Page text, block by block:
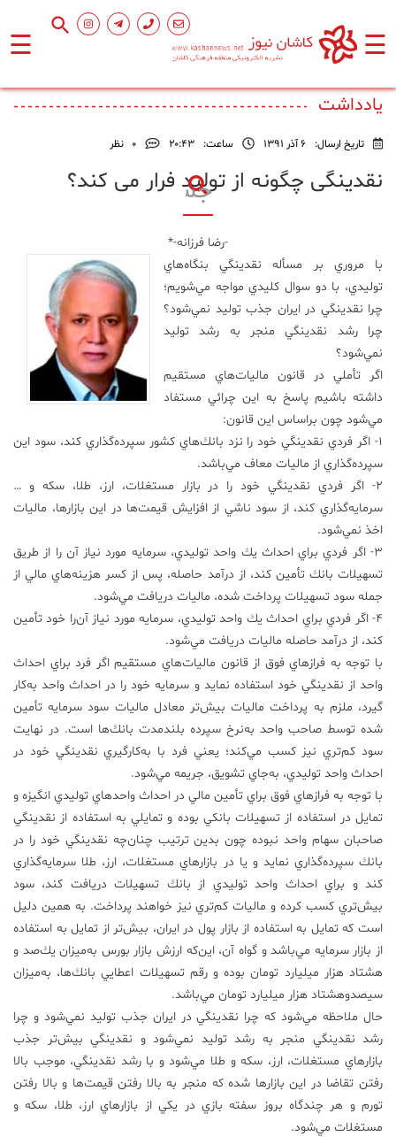
☰ ☰
اصلی
ورزشی
محیط
زیست
علم
و
فناوری
عکس
پادکست
مجله
فرهنگی
و
هنری
یادداشت
تاریخ ارسال: 6 آذر 1391 ساعت: ۲۰:۴۳ 0 نظر
نقدینگی چگونه از تولید فرار می کند؟
-رضا فرزانه-*
با مروري بر مسأله نقدينگي بنگاه‌هاي
توليدي، با دو سوال كليدي مواجه مي‌شويم؛
چرا نقدينگي در ايران جذب توليد نمي‌شود؟
چرا رشد نقدينگي منجر به رشد توليد
نمي‌شود؟
اگر تأملي در قانون ماليات‌هاي مستقيم
داشته باشيم پاسخ به اين چرائي مستفاد
مي‌شود چون براساس اين قانون:
1- اگر فردي نقدينگي خود را نزد بانك‌هاي كشور سپرده‌گذاري كند، سود اين
سپرده‌گذاري از ماليات معاف مي‌باشد.
2- اگر فردي نقدينگي خود را در بازار مستغلات، ارز، طلا، سكه و …
سرمايه‌گذاري كند، از سود ناشي از افزايش قيمت‌ها در اين بازارها، ماليات
اخذ نمي‌شود.
3- اگر فردي براي احداث يك واحد توليدي، سرمايه مورد نياز آن‌ را از طريق
تسهيلات بانك تأمين كند، از درآمد حاصله، پس از كسر هزينه‌هاي مالي از
جمله سود تسهيلات پرداخت شده، ماليات دريافت مي‌شود.
4- اگر فردي براي احداث يك واحد توليدي، سرمايه مورد نياز آن‌را خود تأمين
كند، از درآمد حاصله ماليات دريافت مي‌شود.
با توجه به فرازهاي فوق از قانون ماليات‌هاي مستقيم اگر فرد براي احداث
واحد از نقدينگي خود استفاده نمايد و سرمايه خود را در احداث واحد به‌كار
گيرد، ملزم به پرداخت ماليات بيش‌تر معادل ماليات سود سرمايه تأمين
شده توسط صاحب واحد به‌نرخ سپرده بلندمدت بانك‌ها است. در نهايت
سود كم‌تري نيز كسب مي‌كند؛ يعني فرد با به‌كارگيري نقدينگي خود در
احداث واحد توليدي، به‌جاي تشويق، جريمه مي‌شود.
با توجه به فرازهاي فوق براي تأمين مالي در احداث واحدهاي توليدي انگيزه و
تمايل در استفاده از تسهيلات بانكي بوده و تمايلي به استفاده از نقدينگي
صاحبان سهام واحد نبوده چون بدين ترتيب چنان‌چه نقدينگي خود را در
بانك سپرده‌گذاري نمايد و يا در بازارهاي مستغلات، ارز، طلا سرمايه‌گذاري
كند و براي احداث واحد توليدي از بانك تسهيلات دريافت كند، سود
بيش‌تري كسب كرده و ماليات كم‌تري نيز خواهند پرداخت. به همين دليل
است كه تمايل به استفاده از بازار پول در ايران، بيش‌تر از تمايل به استفاده
از بازار سرمايه مي‌باشد و گواه آن، اين‌كه ارزش بازار بورس به‌ميزان يك‌صد و
هشتاد هزار ميليارد تومان بوده و رقم تسهيلات اعطايي بانك‌ها، به‌ميزان
سيصدوهشتاد هزار ميليارد تومان مي‌باشد.
حال ملاحظه مي‌شود كه چرا نقدينگي در ايران جذب توليد نمي‌شود و چرا
رشد نقدينگي منجر به رشد توليد نمي‌شود و نقدينگي بيش‌تر جذب
بازارهاي مستغلات، ارز، سكه و طلا مي‌شود و با رشد نقدينگي، موجب بالا
رفتن تقاضا در اين بازارها شده كه منجر به بالا رفتن قيمت‌ها و بالا رفتن
تورم و هر چندگاه بروز سفته بازي در يكي از بازارهاي ارز، طلا، سكه و
مستغلات مي‌شود.